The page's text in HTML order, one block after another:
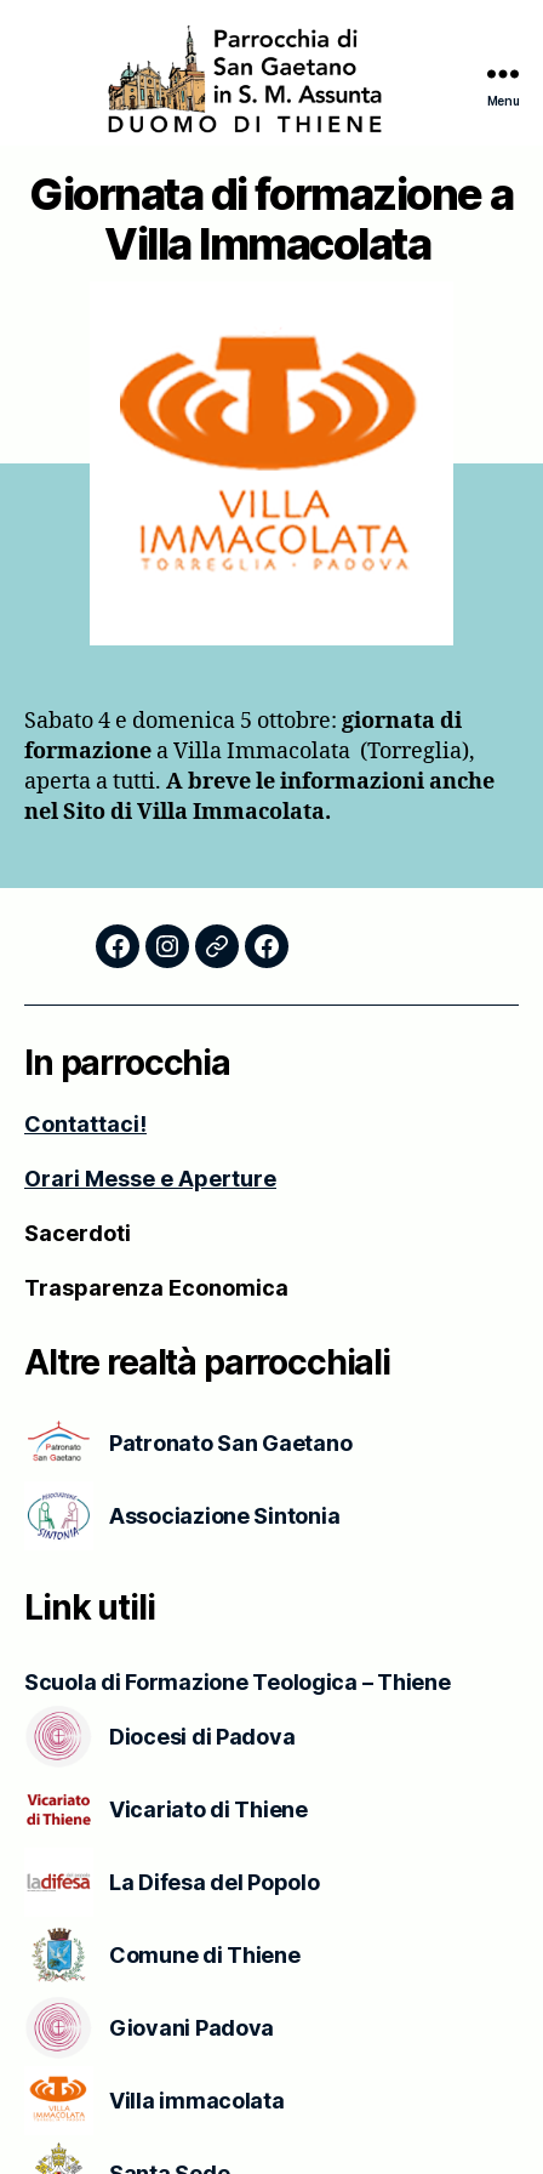
Menu
Categorie
Giornata di formazione a
Villa Immacolata
Sabato 4 e domenica 5 ottobre: giornata di
formazione a Villa Immacolata (Torreglia),
aperta a tutti. A breve le informazioni anche
nel Sito di Villa Immacolata.
FacebookInstagram
StoricoScuola
In parrocchia
Contattaci!
Orari Messe e Aperture
Sacerdoti
Trasparenza Economica
Altre realtà parrocchiali
Patronato San Gaetano
Associazione Sintonia
Link utili
Scuola di Formazione Teologica – Thiene
Diocesi di Padova
Vicariato di Thiene
La Difesa del Popolo
Comune di Thiene
Giovani Padova
Villa immacolata